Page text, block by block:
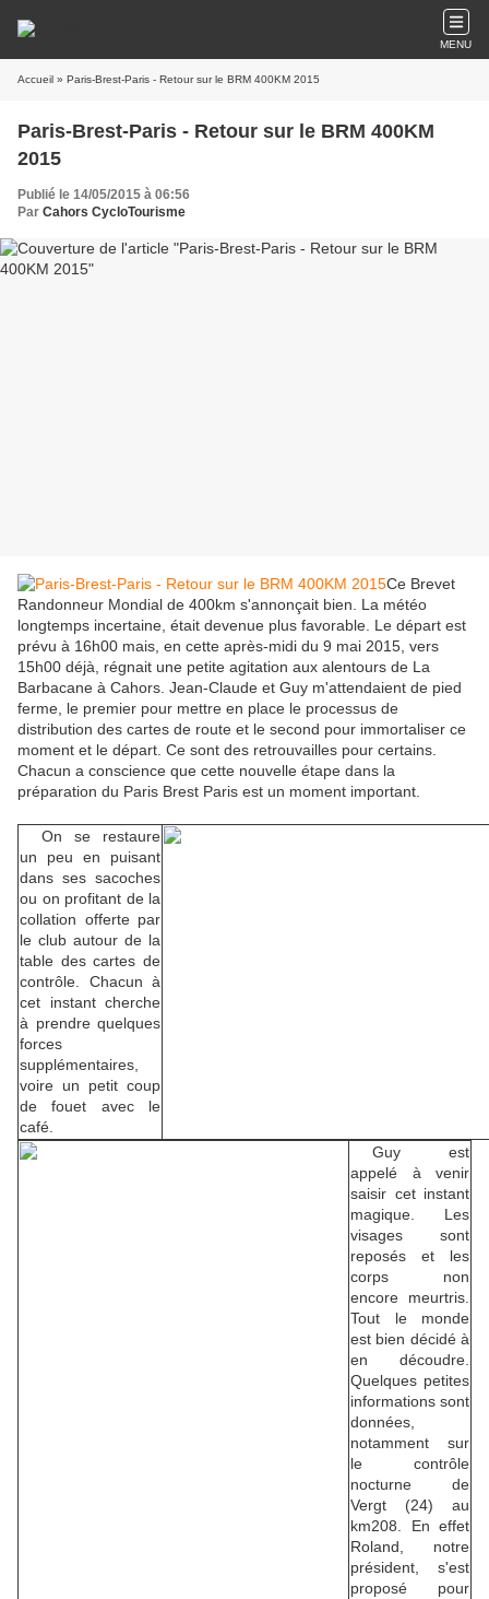
MENU
Accueil » Paris-Brest-Paris - Retour sur le BRM 400KM 2015
Paris-Brest-Paris - Retour sur le BRM 400KM
2015
Publié le 14/05/2015 à 06:56
Par Cahors CycloTourisme
Ce Brevet
Randonneur Mondial de 400km s'annonçait bien. La météo
longtemps incertaine, était devenue plus favorable. Le départ est
prévu à 16h00 mais, en cette après-midi du 9 mai 2015, vers
15h00 déjà, régnait une petite agitation aux alentours de La
Barbacane à Cahors. Jean-Claude et Guy m'attendaient de pied
ferme, le premier pour mettre en place le processus de
distribution des cartes de route et le second pour immortaliser ce
moment et le départ. Ce sont des retrouvailles pour certains.
Chacun a conscience que cette nouvelle étape dans la
préparation du Paris Brest Paris est un moment important.
On se restaure
un peu en puisant
dans ses sacoches
ou on profitant de la
collation offerte par
le club autour de la
table des cartes de
contrôle. Chacun à
cet instant cherche
à prendre quelques
forces
supplémentaires,
voire un petit coup
de fouet avec le
café.
Guy est
appelé à venir
saisir cet instant
magique. Les
visages sont
reposés et les
corps non
encore meurtris.
Tout le monde
est bien décidé à
en découdre.
Quelques petites
informations sont
données,
notamment sur
le contrôle
nocturne de
Vergt (24) au
km208. En effet
Roland, notre
président, s'est
proposé pour